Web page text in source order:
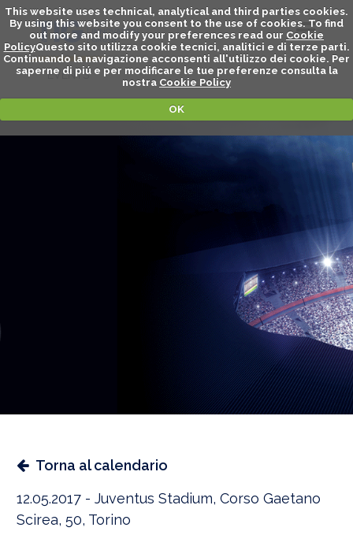
This website uses technical, analytical and third parties cookies.
By using this website you consent to the use of cookies. To find
out more and modify your preferences read our Cookie
PolicyQuesto sito utilizza cookie tecnici, analitici e di terze parti.
Continuando la navigazione acconsenti all'utilizzo dei cookie. Per
saperne di piú e per modificare le tue preferenze consulta la
nostra Cookie Policy
OK
EVENTS
Torna al calendario
12.05.2017 - Juventus Stadium, Corso Gaetano
Scirea, 50, Torino